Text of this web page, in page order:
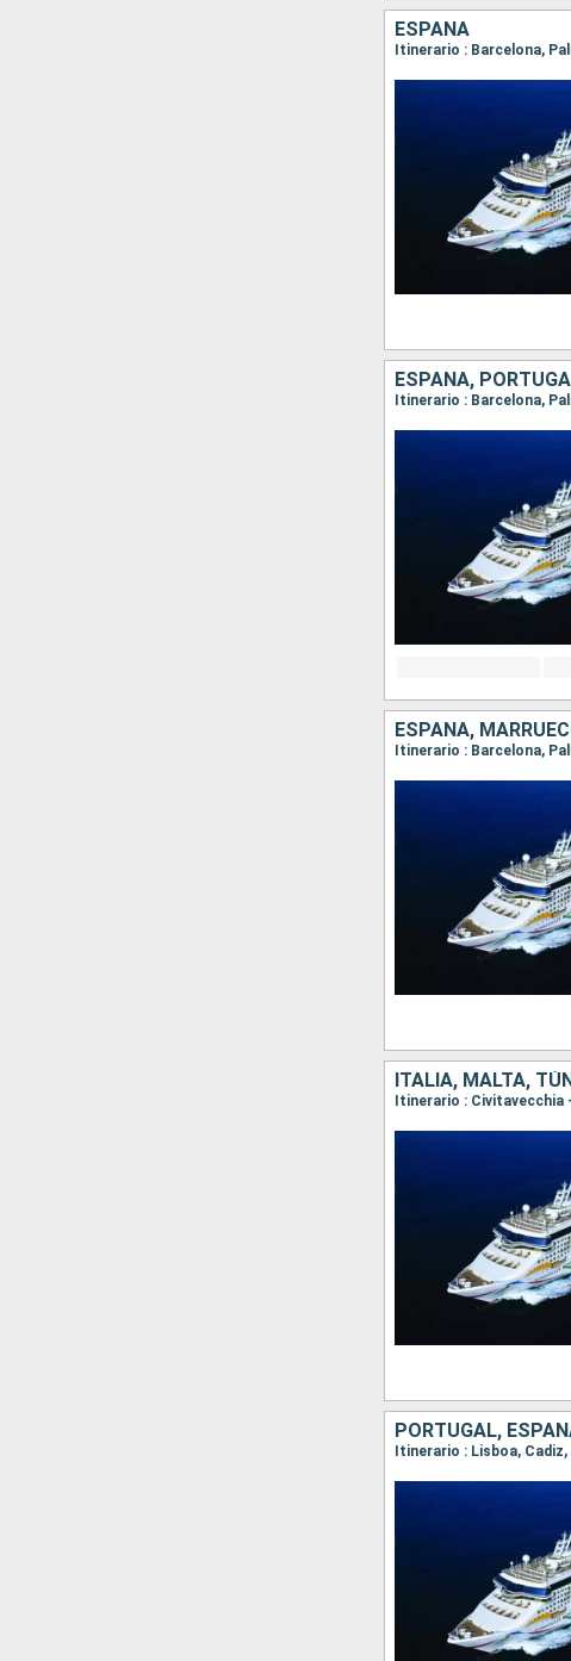
ESPAÑA
Itinerario : Barcelona,
ESPAÑA,
Itinerario : Barcelona,
ESPAÑA,
Itinerario : Barcelona,
ITALIA, MALTA,
PORTUGAL,
Itinerario : Lisboa,